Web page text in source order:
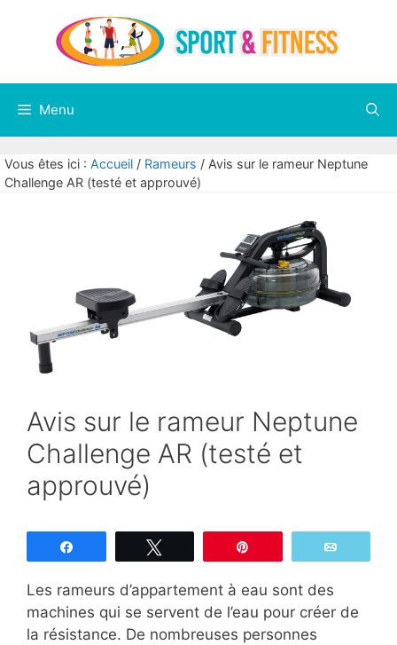
Menu
Vous êtes ici : Accueil / Rameurs / Avis sur le rameur Neptune
Challenge AR (testé et approuvé)
Avis sur le rameur Neptune
Challenge AR (testé et
approuvé)
Les rameurs d’appartement à eau sont des
machines qui se servent de l’eau pour créer de
la résistance. De nombreuses personnes